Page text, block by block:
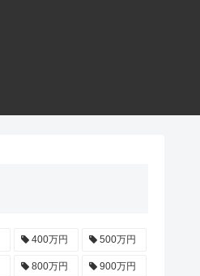
400万円 500万円
800万円 900万円